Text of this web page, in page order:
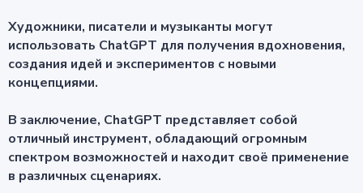
Художники, писатели и музыканты могут
использовать ChatGPT для получения вдохновения,
создания идей и экспериментов с новыми
концепциями.
В заключение, ChatGPT представляет собой
отличный инструмент, обладающий огромным
спектром возможностей и находит своё применение
в различных сценариях.